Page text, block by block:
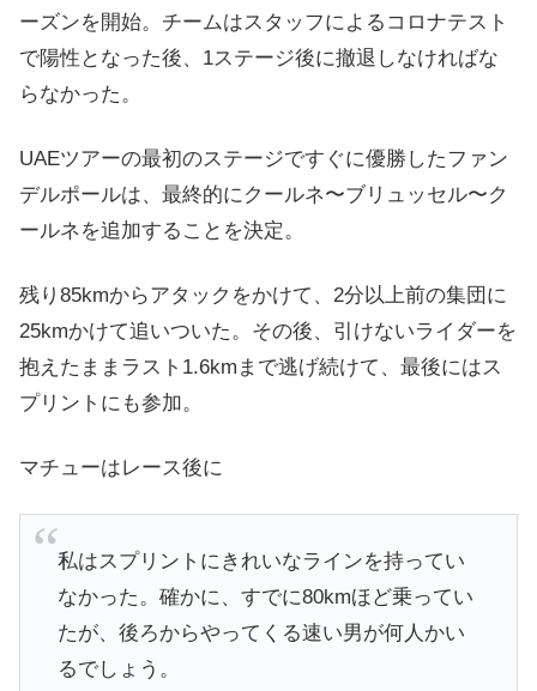
ーズンを開始。チームはスタッフによるコロナテスト
で陽性となった後、1ステージ後に撤退しなければな
らなかった。
UAEツアーの最初のステージですぐに優勝したファン
デルポールは、最終的にクールネ〜ブリュッセル〜ク
ールネを追加することを決定。
残り85kmからアタックをかけて、2分以上前の集団に
25kmかけて追いついた。その後、引けないライダーを
抱えたままラスト1.6kmまで逃げ続けて、最後にはス
プリントにも参加。
マチューはレース後に
私はスプリントにきれいなラインを持ってい
なかった。確かに、すでに80kmほど乗ってい
たが、後ろからやってくる速い男が何人かい
るでしょう。